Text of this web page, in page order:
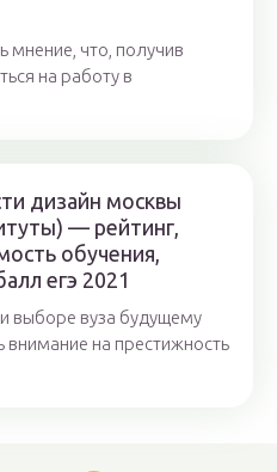
мнение, что, получив
на работу в
дизайн москвы
— рейтинг,
обучения,
егэ 2021
выборе вуза будущему
внимание на престижность